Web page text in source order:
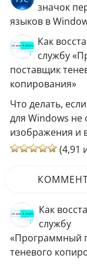
значок
языков в
Как
службу
поставщик
копирования»
Что делать,
для Windows не
изображения и
(4,91
Как
службу
«Программный
теневого